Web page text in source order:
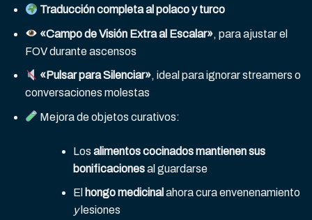
Traducción completa al polaco y turco
«Campo de Visión Extra al Escalar», para ajustar el
FOV durante ascensos
«Pulsar para Silenciar», ideal para ignorar streamers o
conversaciones molestas
Mejora de objetos curativos:
Los alimentos cocinados mantienen sus
bonificacionesal guardarse
El hongo medicinal ahora cura envenenamiento
ylesiones